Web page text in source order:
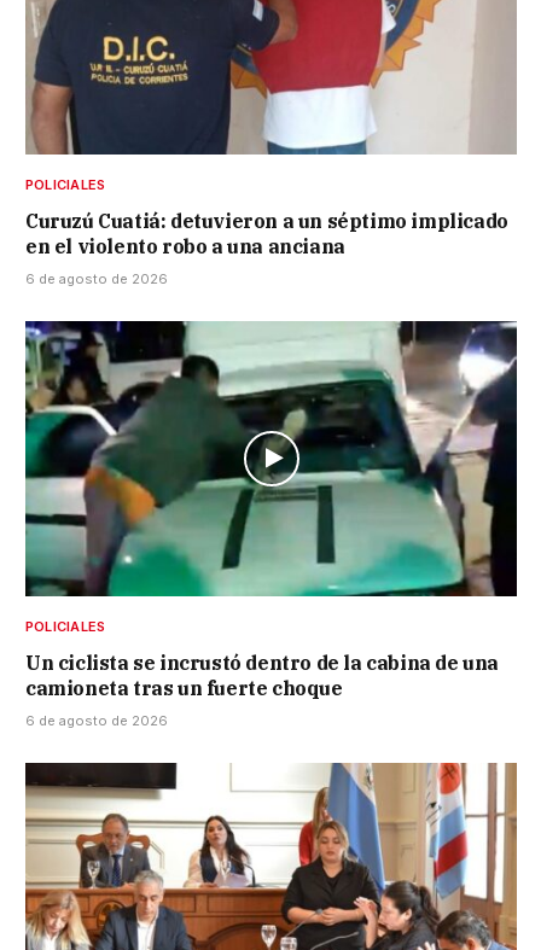
POLICIALES
Curuzú Cuatiá: detuvieron a un séptimo implicado
en el violento robo a una anciana
6 de agosto de 2026
POLICIALES
Un ciclista se incrustó dentro de la cabina de una
camioneta tras un fuerte choque
6 de agosto de 2026